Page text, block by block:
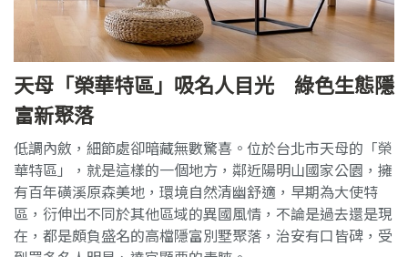
天母「榮華特區」吸名人目光 綠色生態隱
富新聚落
低調內斂，細節處卻暗藏無數驚喜。位於台北市天母的「榮
華特區」，就是這樣的一個地方，鄰近陽明山國家公園，擁
有百年磺溪原森美地，環境自然清幽舒適，早期為大使特
區，衍伸出不同於其他區域的異國風情，不論是過去還是現
在，都是頗負盛名的高檔隱富別墅聚落，治安有口皆碑，受